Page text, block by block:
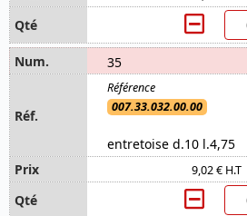
35
007.33.032.00.00
entretoise d.10 l.4,75
9,02 € H.T